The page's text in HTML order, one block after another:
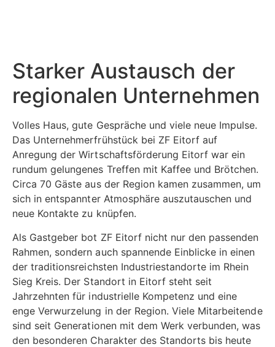
Starker Austausch der
regionalen Unternehmen
Volles Haus, gute Gespräche und viele neue Impulse.
Das Unternehmerfrühstück bei ZF Eitorf auf
Anregung der Wirtschaftsförderung Eitorf war ein
rundum gelungenes Treffen mit Kaffee und Brötchen.
Circa 70 Gäste aus der Region kamen zusammen, um
sich in entspannter Atmosphäre auszutauschen und
neue Kontakte zu knüpfen.
Als Gastgeber bot ZF Eitorf nicht nur den passenden
Rahmen, sondern auch spannende Einblicke in einen
der traditionsreichsten Industriestandorte im Rhein
Sieg Kreis. Der Standort in Eitorf steht seit
Jahrzehnten für industrielle Kompetenz und eine
enge Verwurzelung in der Region. Viele Mitarbeitende
sind seit Generationen mit dem Werk verbunden, was
den besonderen Charakter des Standorts bis heute